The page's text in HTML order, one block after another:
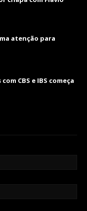
atenção para
CBS e IBS começa